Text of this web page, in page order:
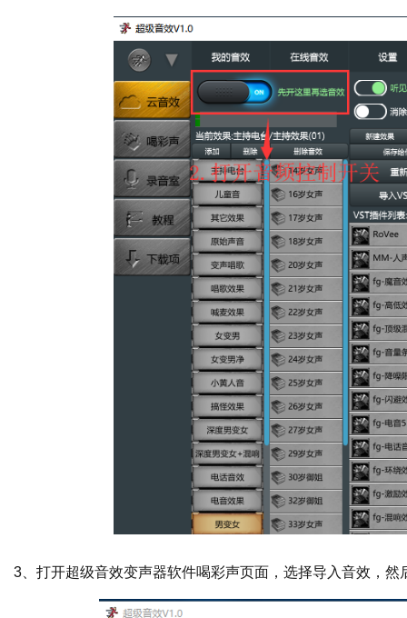
3、打开超级音效变声器软件喝彩声页面，选择导入音效，